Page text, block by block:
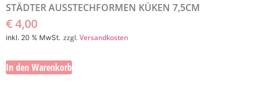
STÄDTER AUSSTECHFORMEN KÜKEN 7,5CM
€4,00
inkl. 20 % MwSt. zzgl.Versandkosten
In den Warenkorb